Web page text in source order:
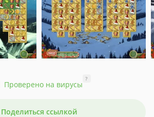
Проверено на вирусы
?
Поделиться ссылкой